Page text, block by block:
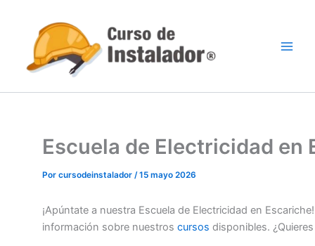
contenido
Escuela de Electricidad en
Por cursodeinstalador /15 mayo 2026
¡Apúntate a nuestra Escuela de Electricidad en
información sobre nuestros cursos disponibles.